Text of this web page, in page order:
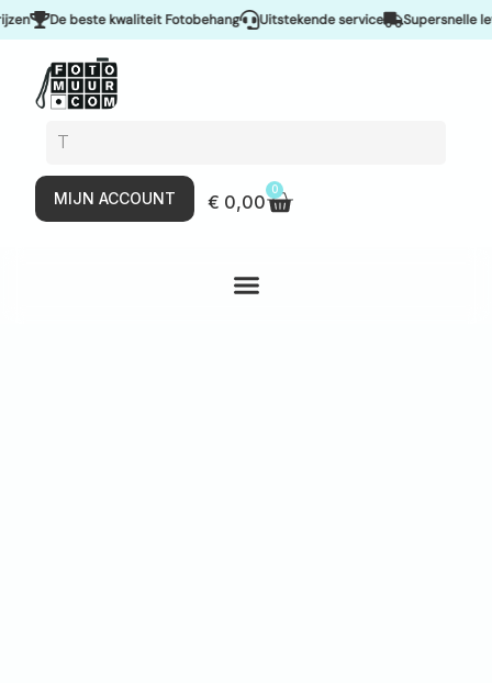
De beste kwaliteit Fotobehang Uitstekende service Supersnelle
MIJN ACCOUNT € 0,00
0